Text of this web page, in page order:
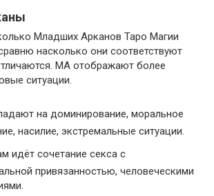
Младших Арканов Таро Магии
насколько они соответствуют
МА отображают более
ситуации.
на доминирование, моральное
насилие, экстремальные ситуации.
идёт сочетание секса с
привязанностью, человеческими